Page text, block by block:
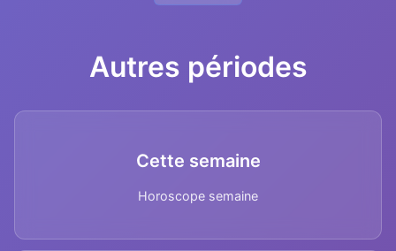
Autres périodes
Cette semaine
Horoscope semaine